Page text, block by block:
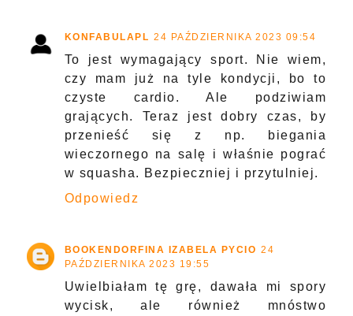
KONFABULAPL 24 PAŹDZIERNIKA 2023 09:54
To jest wymagający sport. Nie wiem,
czy mam już na tyle kondycji, bo to
czyste cardio. Ale podziwiam
grających. Teraz jest dobry czas, by
przenieść się z np. biegania
wieczornego na salę i właśnie pograć
w squasha. Bezpieczniej i przytulniej.
Odpowiedz
BOOKENDORFINA IZABELA PYCIO 24
PAŹDZIERNIKA 2023 19:55
Uwielbiałam tę grę, dawała mi spory
wycisk, ale również mnóstwo